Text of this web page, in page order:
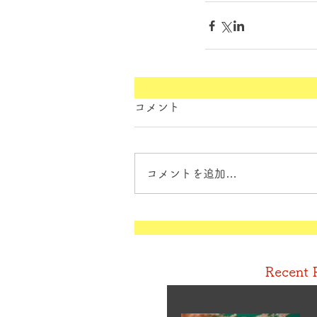
コメント
コメントを追加…
Recent